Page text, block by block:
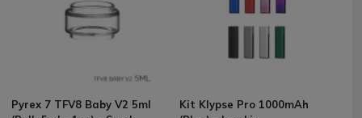
Pyrex 7 TFV8 Baby V2 5ml
Kit Klypse Pro 1000mAh